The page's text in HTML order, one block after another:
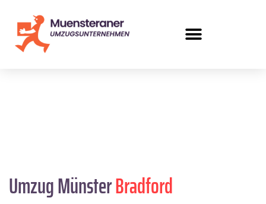
Umzug MünsterBradford